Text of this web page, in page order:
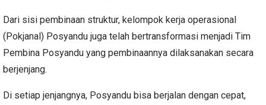
Dari sisi pembinaan struktur, kelompok kerja operasional
(Pokjanal) Posyandu juga telah bertransformasi menjadi Tim
Pembina Posyandu yang pembinaannya dilaksanakan secara
berjenjang.
Di setiap jenjangnya, Posyandu bisa berjalan dengan cepat,